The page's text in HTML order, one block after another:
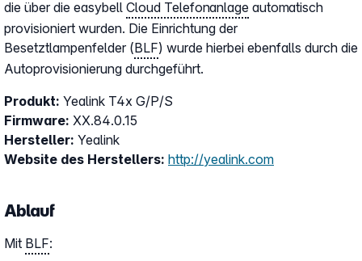
die über die easybell Cloud Telefonanlage automatisch
provisioniert wurden. Die Einrichtung der
Besetztlampenfelder (BLF) wurde hierbei ebenfalls durch die
Autoprovisionierung durchgeführt.
Produkt: Yealink T4x G/P/S
Firmware: XX.84.0.15
Hersteller: Yealink
Website des Herstellers: http://yealink.com
Ablauf
Mit BLF: